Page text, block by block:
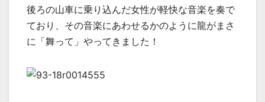
後ろの山車に乗り込んだ女性が軽快な音楽を奏で
ており、その音楽にあわせるかのように龍がまさ
に「舞って」やってきました！